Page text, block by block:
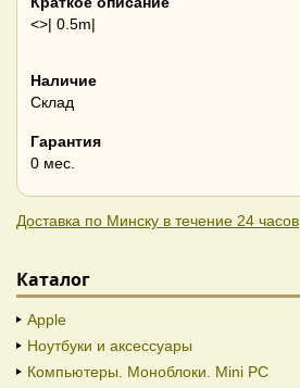
<>| 0.5m|
Наличие
Склад
Гарантия
0 мес.
Доставка по Минску в течение 24 часов
Каталог
Apple
Ноутбуки и аксессуары
Компьютеры. Моноблоки. Mini PC